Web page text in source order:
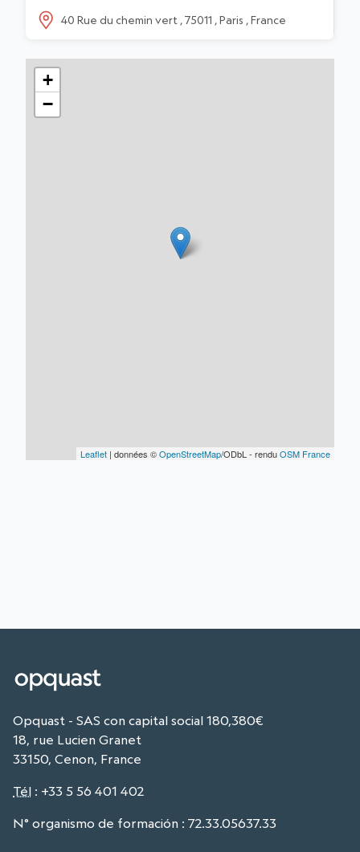
40 Rue du chemin vert , 75011 , Paris , France
+
−
Leaflet | données ©OpenStreetMap/ODbL - renduOSM France
Opquast - SAS con capital social 180,380€
18, rue Lucien Granet
33150, Cenon, France
Tél : +33 5 56 401 402
N° organismo de formación : 72.33.05637.33